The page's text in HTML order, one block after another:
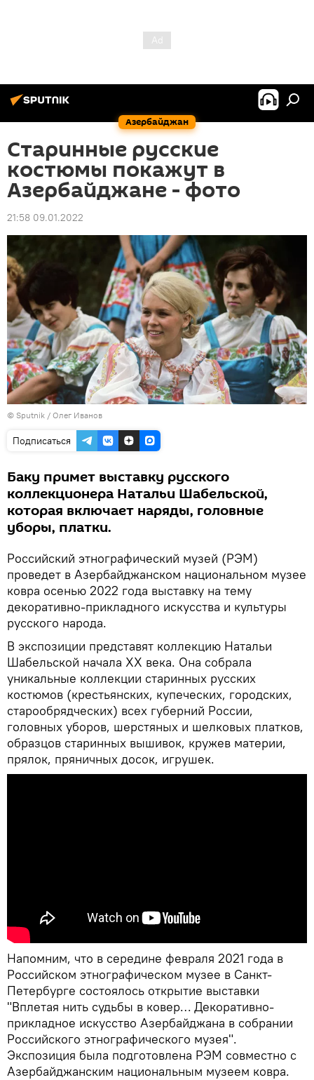
Азербайджан
Старинные русские
костюмы покажут в
Азербайджане - фото
21:58 09.01.2022
© Sputnik / Олег Иванов
Подписаться
Баку примет выставку русского
коллекционера Натальи Шабельской,
которая включает наряды, головные
уборы, платки.
Российский этнографический музей (РЭМ)
проведет в Азербайджанском национальном музее
ковра осенью 2022 года выставку на тему
декоративно-прикладного искусства и культуры
русского народа.
В экспозиции представят коллекцию Натальи
Шабельской начала XX века. Она собрала
уникальные коллекции старинных русских
костюмов (крестьянских, купеческих, городских,
старообрядческих) всех губерний России,
головных уборов, шерстяных и шелковых платков,
образцов старинных вышивок, кружев материи,
прялок, пряничных досок, игрушек.
Напомним, что в середине февраля 2021 года в
Российском этнографическом музее в Санкт-
Петербурге состоялось открытие выставки
"Вплетая нить судьбы в ковер… Декоративно-
прикладное искусство Азербайджана в собрании
Российского этнографического музея".
Экспозиция была подготовлена РЭМ совместно с
Азербайджанским национальным музеем ковра.